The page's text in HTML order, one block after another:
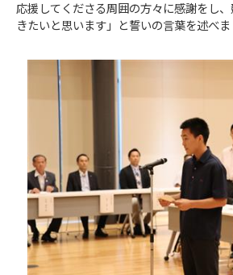
応援してくださる周囲の方々に感謝をし
きたいと思います」と誓いの言葉を述べま